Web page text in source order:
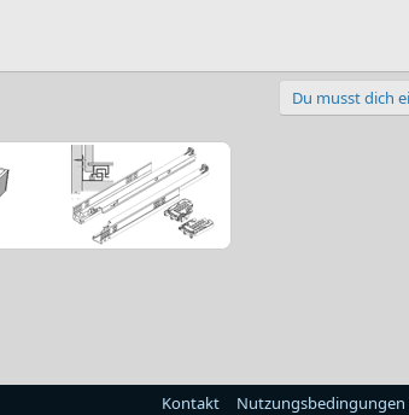
Du musst dich
Kontakt Nutzungsbedingungen